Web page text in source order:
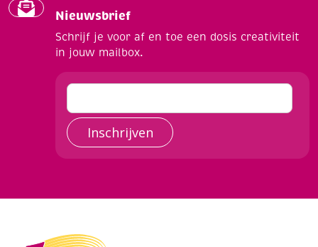
Nieuwsbrief
Schrijf je voor af en toe een dosis creativiteit
in jouw mailbox.
Inschrijven